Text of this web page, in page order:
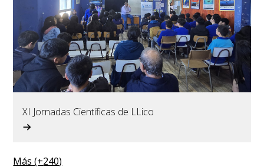
XI Jornadas Científicas de LLico
Más (+240)